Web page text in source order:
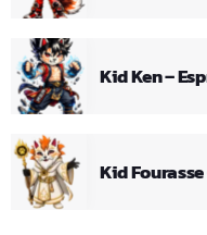
Kid Ken –
Kid